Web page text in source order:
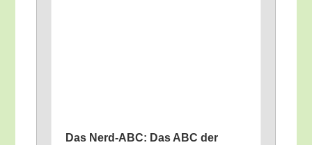
Das Nerd-ABC: Das ABC der